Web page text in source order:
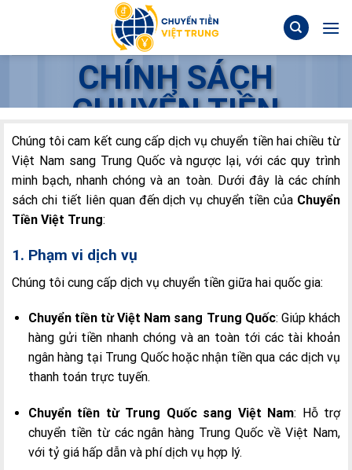
CHÍNH SÁCH
CHUYỂN TIỀN
Chúng tôi cam kết cung cấp dịch vụ chuyển tiền hai chiều từ
Việt Nam sang Trung Quốc và ngược lại, với các quy trình
minh bạch, nhanh chóng và an toàn. Dưới đây là các chính
sách chi tiết liên quan đến dịch vụ chuyển tiền của Chuyển
Tiền Việt Trung:
1. Phạm vi dịch vụ
Chúng tôi cung cấp dịch vụ chuyển tiền giữa hai quốc gia:
Chuyển tiền từ Việt Nam sang Trung Quốc: Giúp khách
hàng gửi tiền nhanh chóng và an toàn tới các tài khoản
ngân hàng tại Trung Quốc hoặc nhận tiền qua các dịch vụ
thanh toán trực tuyến.
Chuyển tiền từ Trung Quốc sang Việt Nam: Hỗ trợ
chuyển tiền từ các ngân hàng Trung Quốc về Việt Nam,
với tỷ giá hấp dẫn và phí dịch vụ hợp lý.